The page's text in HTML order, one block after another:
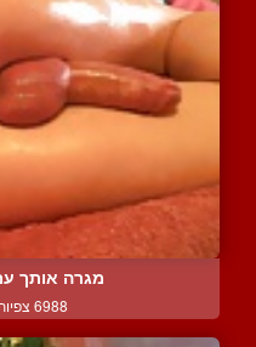
מגרה אותך
6988 צפיות